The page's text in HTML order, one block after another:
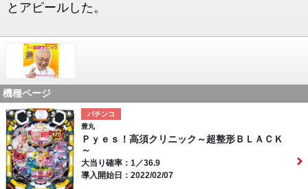
とアピールした。
機種ページ
パチンコ
豊丸
Ｐｙｅｓ！高須クリニック～超整形ＢＬＡＣＫ
～
大当り確率：1／36.9
導入開始日：2022/02/07